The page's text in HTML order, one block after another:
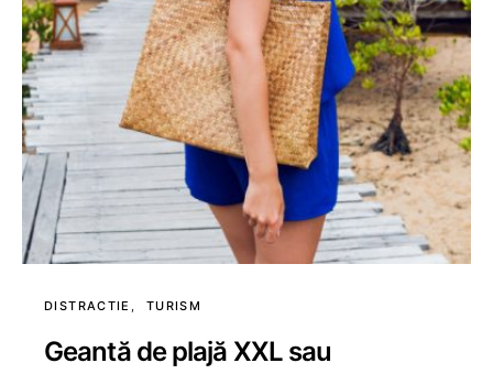
DISTRACTIE TURISM
Geantă de plajă XXL sau